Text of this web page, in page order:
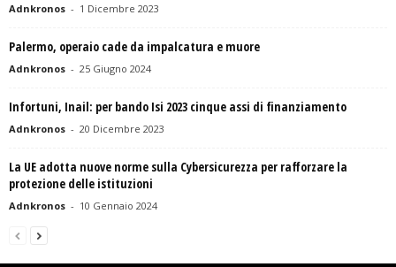
Adnkronos - 1 Dicembre 2023
Palermo, operaio cade da impalcatura e muore
Adnkronos - 25 Giugno 2024
Infortuni, Inail: per bando Isi 2023 cinque assi di finanziamento
Adnkronos - 20 Dicembre 2023
La UE adotta nuove norme sulla Cybersicurezza per rafforzare la
protezione delle istituzioni
Adnkronos - 10 Gennaio 2024